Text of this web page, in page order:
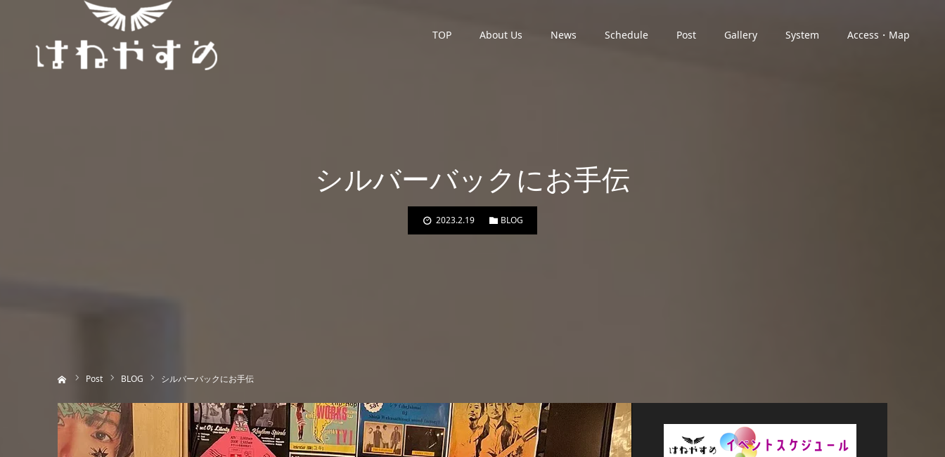
TOP About Us News Schedule Post Gallery System Access・Map
シルバーバックにお手伝
2023.2.19 BLOG
Post BLOG シルバーバックにお手伝